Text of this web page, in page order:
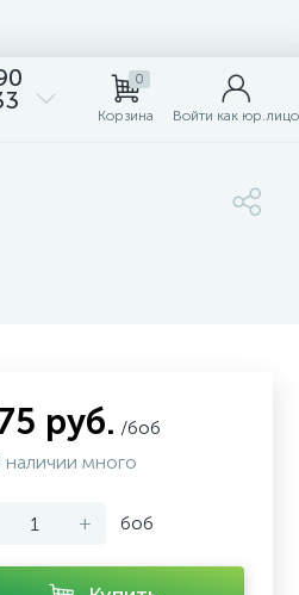
0
Корзина Войти как юр.лицо
руб. /боб
наличии много
+ боб